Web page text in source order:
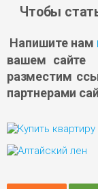
Чтобы
Напишите нам
вашем
разместим
партнерами